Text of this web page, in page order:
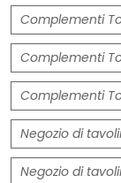
Complementi
Complementi
Complementi
Negozio di
Negozio di